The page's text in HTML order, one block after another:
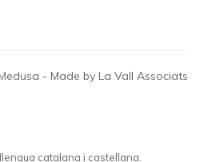
- Made by La Vall Associats
catalana i castellana.